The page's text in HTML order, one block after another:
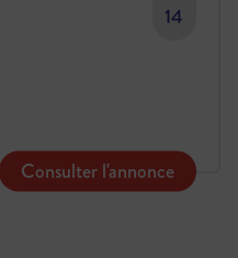
14
Consulter l'annonce